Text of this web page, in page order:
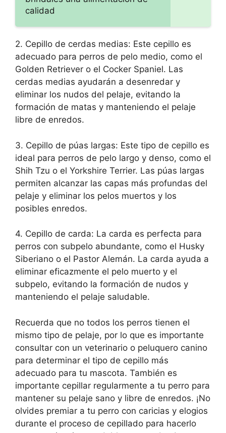
calidad
2. Cepillo de cerdas medias: Este cepillo es
adecuado para perros de pelo medio, como el
Golden Retriever o el Cocker Spaniel. Las
cerdas medias ayudarán a desenredar y
eliminar los nudos del pelaje, evitando la
formación de matas y manteniendo el pelaje
libre de enredos.
3. Cepillo de púas largas: Este tipo de cepillo es
ideal para perros de pelo largo y denso, como el
Shih Tzu o el Yorkshire Terrier. Las púas largas
permiten alcanzar las capas más profundas del
pelaje y eliminar los pelos muertos y los
posibles enredos.
4. Cepillo de carda: La carda es perfecta para
perros con subpelo abundante, como el Husky
Siberiano o el Pastor Alemán. La carda ayuda a
eliminar eficazmente el pelo muerto y el
subpelo, evitando la formación de nudos y
manteniendo el pelaje saludable.
Recuerda que no todos los perros tienen el
mismo tipo de pelaje, por lo que es importante
consultar con un veterinario o peluquero canino
para determinar el tipo de cepillo más
adecuado para tu mascota. También es
importante cepillar regularmente a tu perro para
mantener su pelaje sano y libre de enredos. ¡No
olvides premiar a tu perro con caricias y elogios
durante el proceso de cepillado para hacerlo